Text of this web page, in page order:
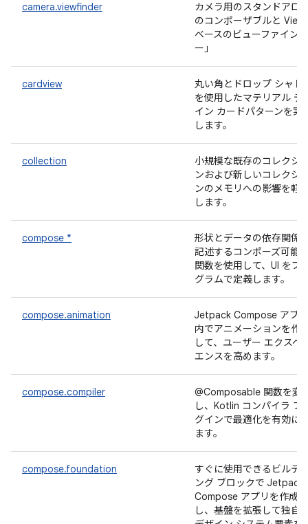
camera.viewfinder
カメラ用のスタンドアロ
のコンポーザブルと View
ベースのビューファインダ
ー」
cardview
丸い角とドロップ シャド
を使用したマテリアル デ
イン カードパターンを実
します。
collection
小規模な既存のコレクシ
ンおよび新しいコレクシ
ンのメモリへの影響を軽
します。
compose *
形状とデータの依存関係
記述するコンポーズ可能
関数を使用して、UI をプ
グラムで定義します。
compose.animation
Jetpack Compose アプリ
内でアニメーションを作
して、ユーザー エクスペ
エンスを高めます。
compose.compiler
@Composable 関数を変
し、Kotlin コンパイラ プ
グインで最適化を有効に
ます。
compose.foundation
すぐに使用できるビルデ
ング ブロックで Jetpack
Compose アプリを作成
し、基盤を拡張して独自